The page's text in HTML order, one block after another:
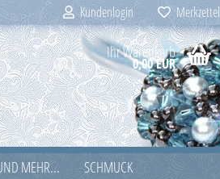
Kundenlogin Merkzettel
Ihr Warenkorb
0,00 EUR
MEHR...
SCHMUCK